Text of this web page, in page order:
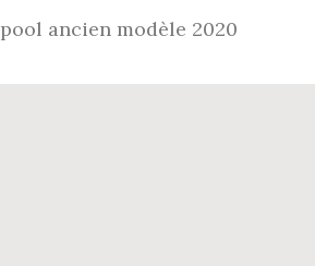
ancien modèle 2020